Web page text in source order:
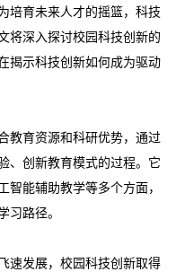
培育未来人才的摇篮，科技
将深入探讨校园科技创新的
揭示科技创新如何成为驱动
教育资源和科研优势，通过
、创新教育模式的过程。它
能辅助教学等多个方面，
路径。
速发展，校园科技创新取得